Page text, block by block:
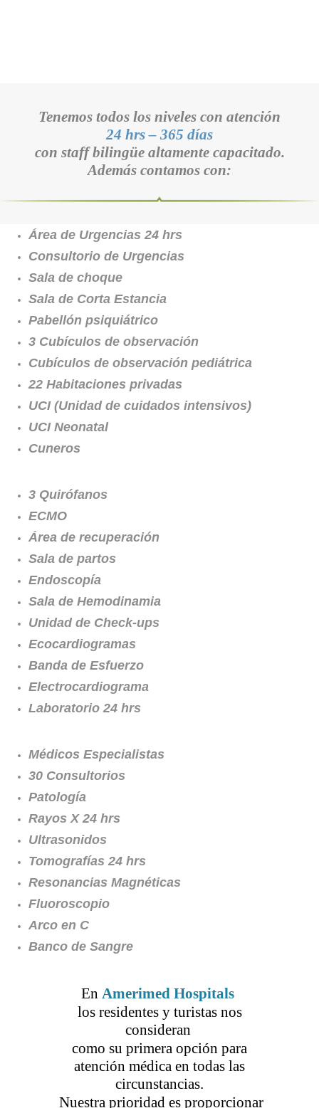
Tenemos todos los niveles con atención
24 hrs – 365 días
con staff bilingüe altamente capacitado.
Además contamos con:
Área de Urgencias 24 hrs
Consultorio de Urgencias
Sala de choque
Sala de Corta Estancia
Pabellón psiquiátrico
3 Cubículos de observación
Cubículos de observación pediátrica
22 Habitaciones privadas
UCI (Unidad de cuidados intensivos)
UCI Neonatal
Cuneros
3 Quirófanos
ECMO
Área de recuperación
Sala de partos
Endoscopía
Sala de Hemodinamia
Unidad de Check-ups
Ecocardiogramas
Banda de Esfuerzo
Electrocardiograma
Laboratorio 24 hrs
Médicos Especialistas
30 Consultorios
Patología
Rayos X 24 hrs
Ultrasonidos
Tomografías 24 hrs
Resonancias Magnéticas
Fluoroscopio
Arco en C
Banco de Sangre
En Amerimed Hospitals
los residentes y turistas nos
consideran
como su primera opción para
atención médica en todas las
circunstancias.
Nuestra prioridad es proporcionar